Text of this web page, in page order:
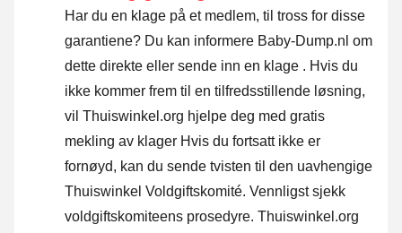
Har du en klage på et medlem, til tross for disse
garantiene? Du kan informere Baby-Dump.nl om
dette direkte eller sende inn en klage . Hvis du
ikke kommer frem til en tilfredsstillende løsning,
vil Thuiswinkel.org hjelpe deg med gratis
mekling av klager Hvis du fortsatt ikke er
fornøyd, kan du sende tvisten til den uavhengige
Thuiswinkel Voldgiftskomité. Vennligst sjekk
voldgiftskomiteens prosedyre. Thuiswinkel.org